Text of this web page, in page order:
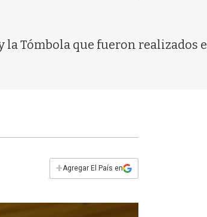
la Tómbola que fueron realizados
+Agregar El País en